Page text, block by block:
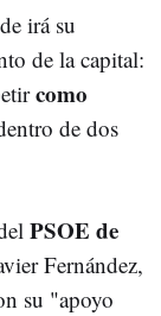
irá su
de la capital:
como
de dos
PSOE de
Fernández,
su "apoyo